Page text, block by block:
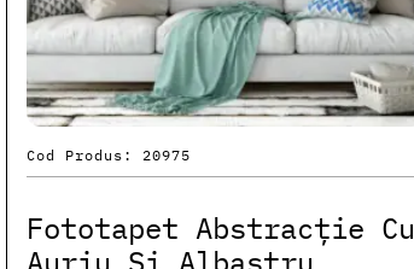
Cod Produs: 20975
Fototapet Abstracție Cu